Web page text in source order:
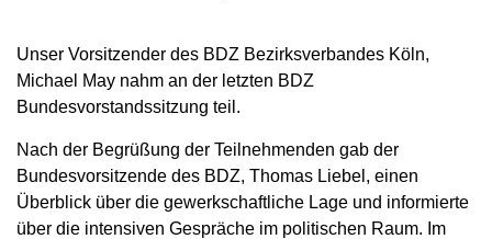
Unser Vorsitzender des BDZ Bezirksverbandes Köln,
Michael May nahm an der letzten BDZ
Bundesvorstandssitzung teil.
Nach der Begrüßung der Teilnehmenden gab der
Bundesvorsitzende des BDZ, Thomas Liebel, einen
Überblick über die gewerkschaftliche Lage und informierte
über die intensiven Gespräche im politischen Raum. Im